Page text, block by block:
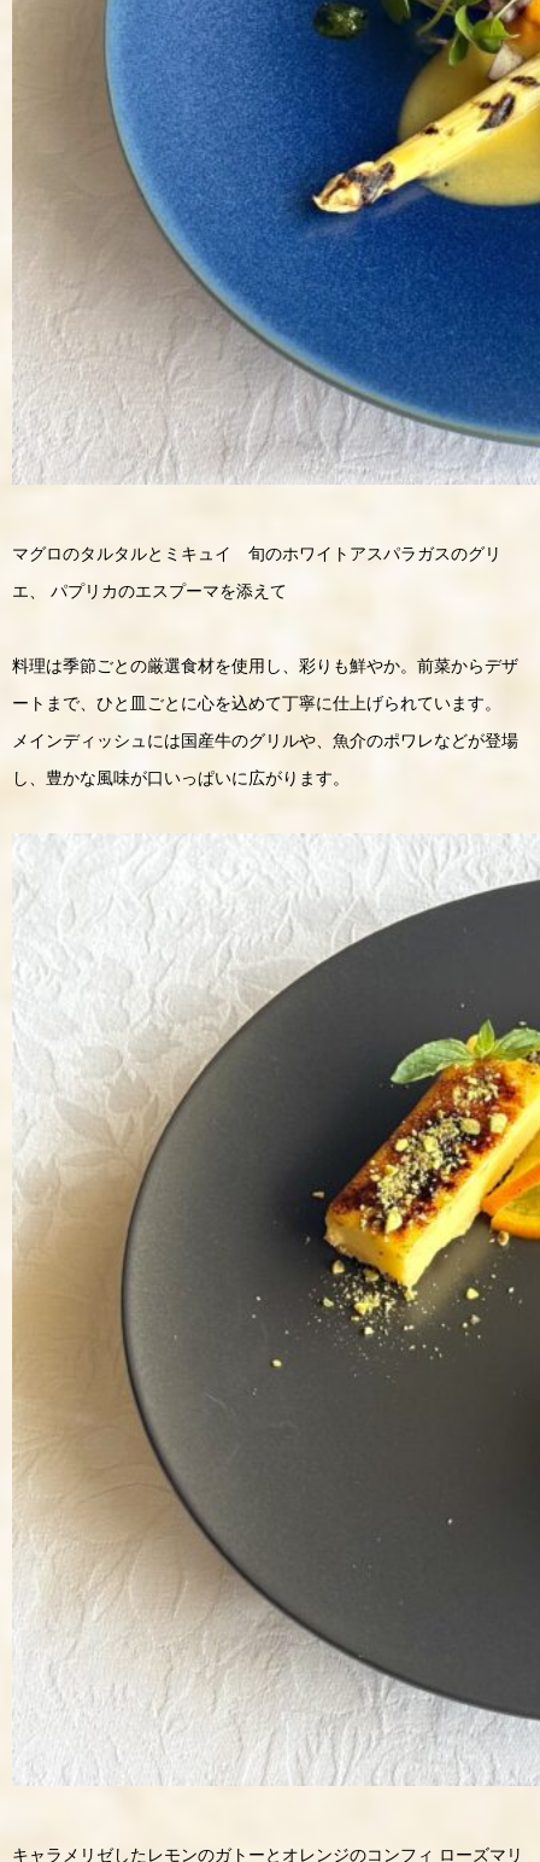
マグロのタルタルとミキュイ 旬のホワイトアスパラガスのグリ
エ、 パプリカのエスプーマを添えて
料理は季節ごとの厳選食材を使用し、彩りも鮮やか。前菜からデザ
ートまで、ひと皿ごとに心を込めて丁寧に仕上げられています。
メインディッシュには国産牛のグリルや、魚介のポワレなどが登場
し、豊かな風味が口いっぱいに広がります。
キャラメリゼしたレモンのガトーとオレンジのコンフィ ローズマリ